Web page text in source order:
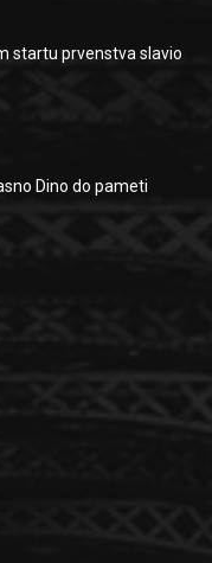
startu prvenstva slavio
Dino do pameti